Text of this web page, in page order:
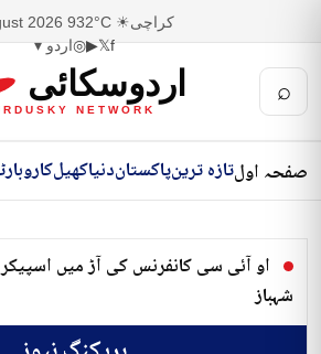
کراچی☀ 32°C
9 August 2026
f
𝕏
▶
◎اردو ▾
⌕ اردوسکائی
NETWORK
صفحہ اولتازہ ترینپاکستاندنیاکھیلکاروبار
او آئی سی کانفرنس کی آڑ میں
شہباز